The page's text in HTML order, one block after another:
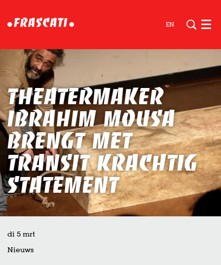
EN
Theatermaker
Ibrahim Mousa
brengt met
Transit krachtig
statement
Nieuws
di 5 mrt